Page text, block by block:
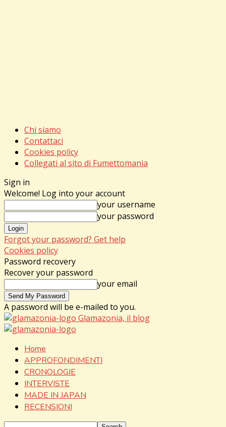
Chi siamo
Contattaci
Cookies policy
Collegati al sito di Fumettomania
Sign in
Welcome! Log into your account
your username
your password
Forgot your password? Get help
Cookies policy
Password recovery
Recover your password
your email
A password will be e-mailed to you.
Glamazonia, il blog
Home
APPROFONDIMENTI
CRONOLOGIE
INTERVISTE
MADE IN JAPAN
RECENSIONI